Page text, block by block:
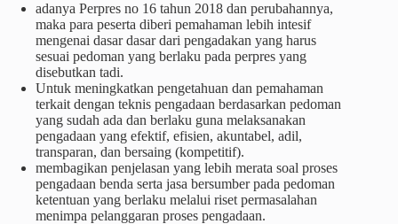
adanya Perpres no 16 tahun 2018 dan perubahannya,
maka para peserta diberi pemahaman lebih intesif
mengenai dasar dasar dari pengadakan yang harus
sesuai pedoman yang berlaku pada perpres yang
disebutkan tadi.
Untuk meningkatkan pengetahuan dan pemahaman
terkait dengan teknis pengadaan berdasarkan pedoman
yang sudah ada dan berlaku guna melaksanakan
pengadaan yang efektif, efisien, akuntabel, adil,
transparan, dan bersaing (kompetitif).
membagikan penjelasan yang lebih merata soal proses
pengadaan benda serta jasa bersumber pada pedoman
ketentuan yang berlaku melalui riset permasalahan
menimpa pelanggaran proses pengadaan.